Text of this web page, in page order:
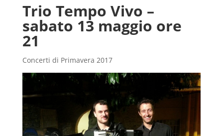
Trio Tempo Vivo –
sabato 13 maggio ore
21
Concerti di Primavera 2017